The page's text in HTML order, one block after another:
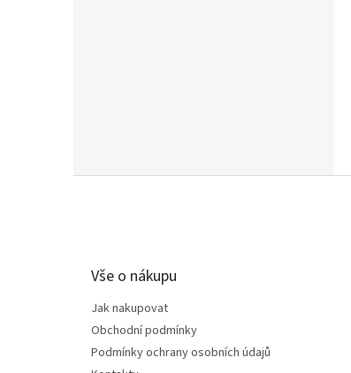
Vše o nákupu
Jak nakupovat
Obchodní podmínky
Podmínky ochrany osobních údajů